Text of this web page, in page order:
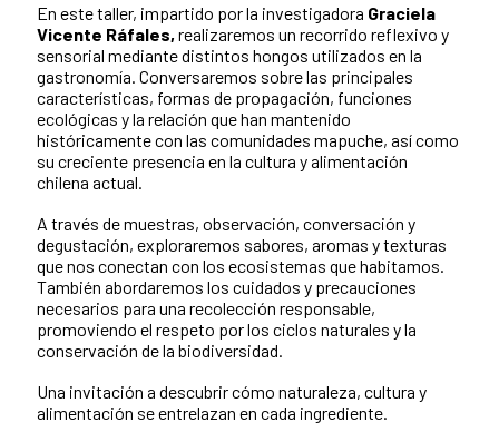
En este taller, impartido por la investigadora Graciela
Vicente Ráfales, realizaremos un recorrido reflexivo y
sensorial mediante distintos hongos utilizados en la
gastronomía. Conversaremos sobre las principales
características, formas de propagación, funciones
ecológicas y la relación que han mantenido
históricamente con las comunidades mapuche, así como
su creciente presencia en la cultura y alimentación
chilena actual.
A través de muestras, observación, conversación y
degustación, exploraremos sabores, aromas y texturas
que nos conectan con los ecosistemas que habitamos.
También abordaremos los cuidados y precauciones
necesarios para una recolección responsable,
promoviendo el respeto por los ciclos naturales y la
conservación de la biodiversidad.
Una invitación a descubrir cómo naturaleza, cultura y
alimentación se entrelazan en cada ingrediente.